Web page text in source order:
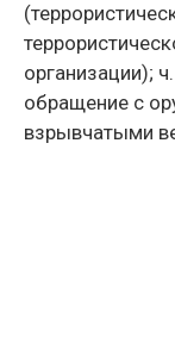
организации);
обращение с
взрывчатыми